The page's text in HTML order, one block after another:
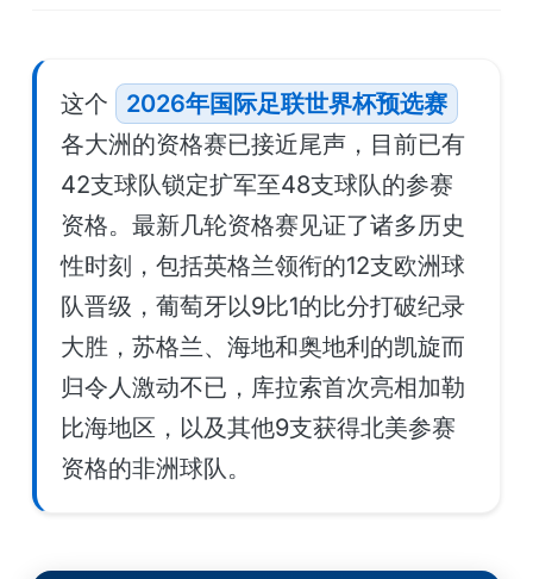
这个
2026年国际足联世界杯预选赛
各大洲的资格赛已接近尾声，目前已有
42支球队锁定扩军至48支球队的参赛
资格。最新几轮资格赛见证了诸多历史
性时刻，包括英格兰领衔的12支欧洲球
队晋级，葡萄牙以9比1的比分打破纪录
大胜，苏格兰、海地和奥地利的凯旋而
归令人激动不已，库拉索首次亮相加勒
比海地区，以及其他9支获得北美参赛
资格的非洲球队。